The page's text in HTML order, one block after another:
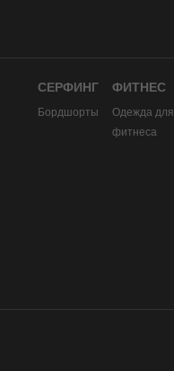
СЕРФИНГ
Бордшорты
ФИТНЕС
Одежда для
фитнеса